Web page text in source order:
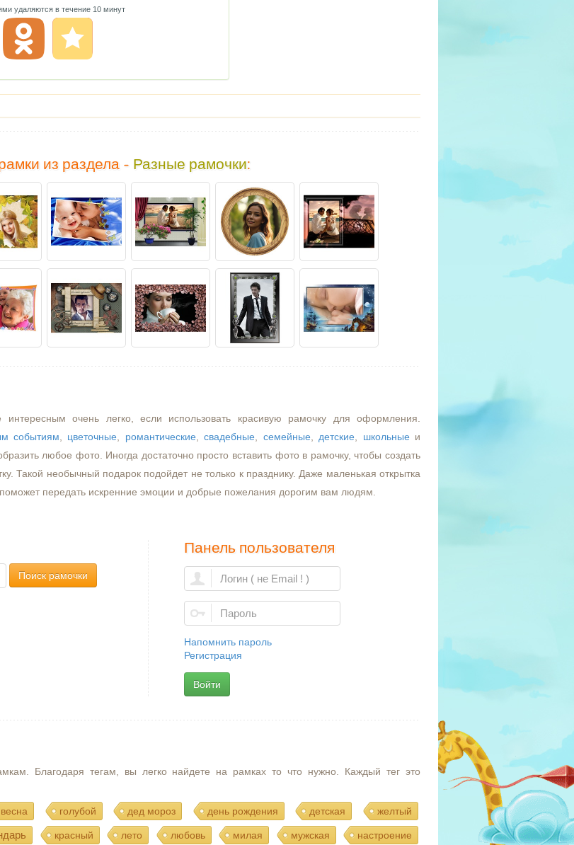
удаляются в течение 10 минут
из раздела - Разные рамочки:
очень легко, если использовать красивую рамочку для оформления.
событиям цветочные романтические ,свадебные семейные детские школьные и
любое фото. Иногда достаточно просто вставить фото в рамочку, чтобы создать
Такой необычный подарок подойдет не только к празднику. Даже маленькая открытка
передать искренние эмоции и добрые пожелания дорогим вам людям.
Поиск рамочки
Панель пользователя
Напомнить пароль
Регистрация
Войти
Благодаря тегам, вы легко найдете на рамках то что нужно. Каждый тег это
весна голубой дед мороз день рождения детская желтый
красный лето любовь милая мужская настроение